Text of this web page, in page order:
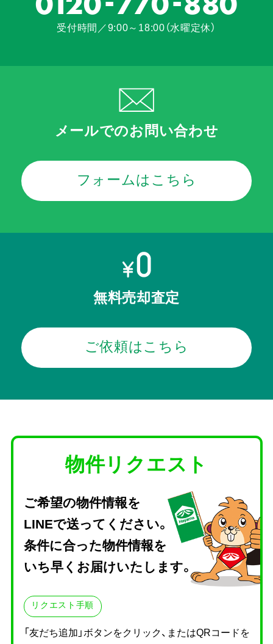
受付時間／9:00～18:00（水曜定休）
メールでのお問い合わせ
フォームはこちら
無料売却査定
ご依頼はこちら
物件リクエスト
ご希望の物件情報を
LINEで送ってください。
条件に合った物件情報を
いち早くお届けいたします。
リクエスト手順
「友だち追加」ボタンをクリック、またはQRコードを